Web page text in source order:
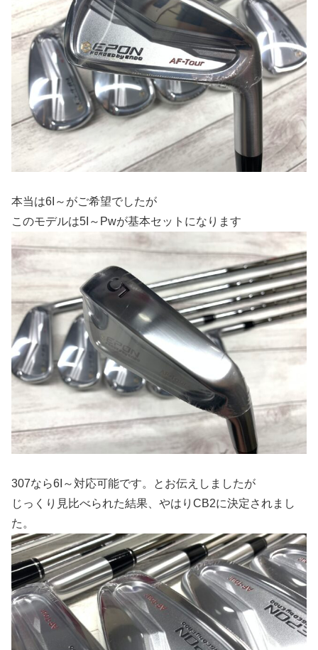
本当は6I～がご希望でしたが
このモデルは5I～Pwが基本セットになります
307なら6I～対応可能です。とお伝えしましたが
じっくり見比べられた結果、やはりCB2に決定されまし
た。